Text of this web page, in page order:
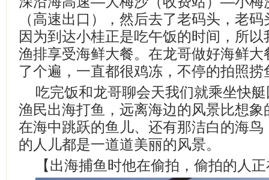
（高速出口），然后去了老码头，老
因为到达小桂正是吃午饭的时间，所
渔排享受海鲜大餐。在龙哥做好海鲜
了个遍，一直都很鸡冻，不停的拍照捞
吃完饭和龙哥聊会天我们就乘坐快
渔民出海打鱼，远离海边的风景比想
在海中跳跃的鱼儿、还有那洁白的海
的人儿都是一道道美丽的风景。
【出海捕鱼时他在偷拍，偷拍的人